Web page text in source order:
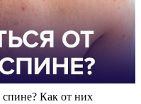
Как от них